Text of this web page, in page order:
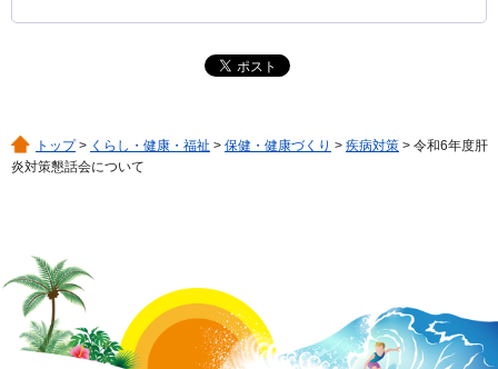
トップ> くらし・健康・福祉 > 保健・健康づくり > 疾病対策 > 令和6年度肝
炎対策懇話会について